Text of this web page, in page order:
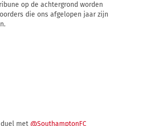
op de achtergrond worden
die ons afgelopen jaar zijn
met @SouthamptonFC